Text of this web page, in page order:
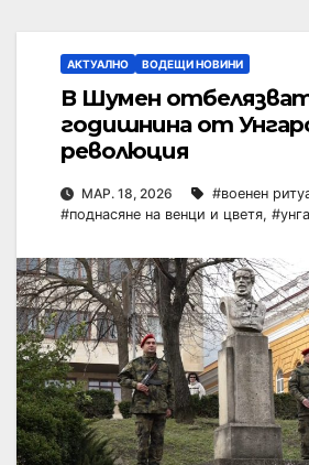
АКТУАЛНО ВОДЕЩИ НОВИНИ
В Шумен
годишнина от
революция
МАР. 18, 2026 #военен
#поднасяне на венци и цветя,